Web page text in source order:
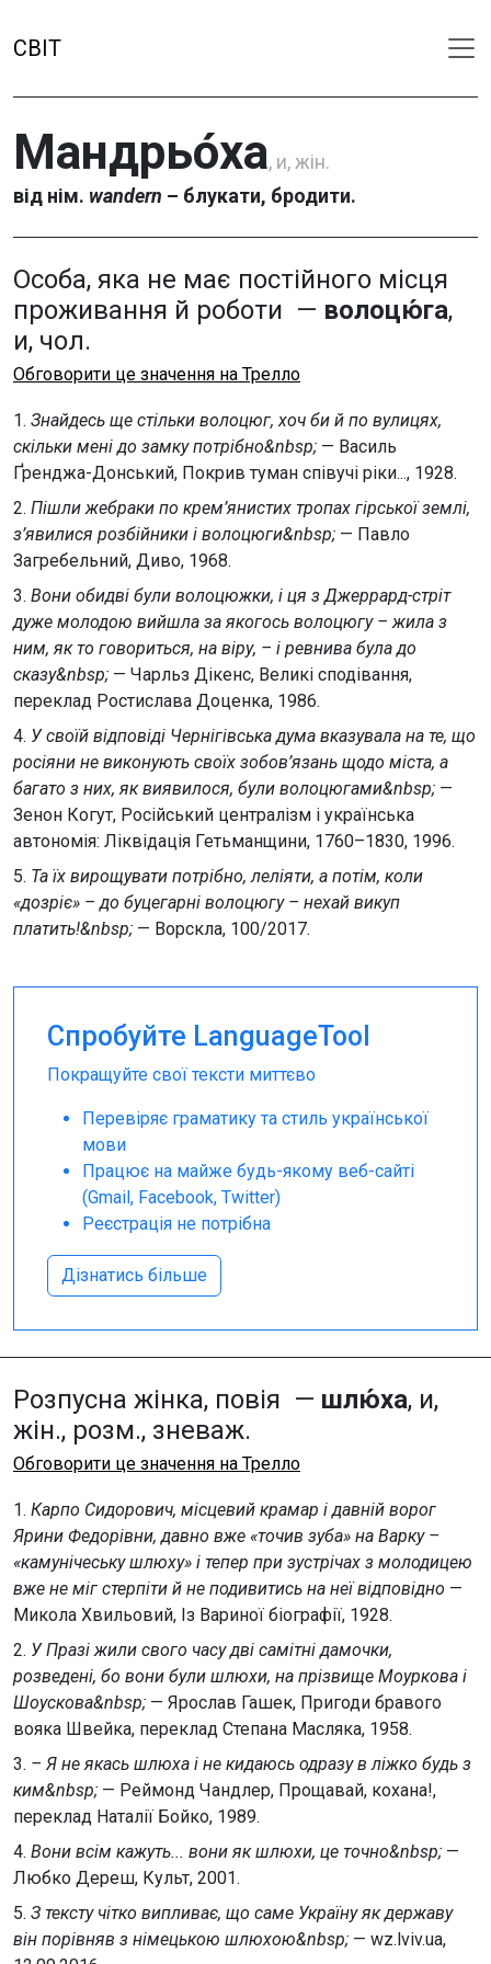
СВІТ
Мандрьо́ха, и, жін.
від нім. wandern – блукати, бродити.
Особа, яка не має постійного місця
проживання й роботи — волоцю́га,
и, чол.
Обговорити це значення на Трелло
1. Знайдесь ще стільки волоцюг, хоч би й по вулицях,
скільки мені до замку потрібно&nbsp; — Василь
Ґренджа-Донський, Покрив туман співучі ріки..., 1928.
2. Пішли жебраки по крем’янистих тропах гірської землі,
з’явилися розбійники і волоцюги&nbsp; — Павло
Загребельний, Диво, 1968.
3. Вони обидві були волоцюжки, і ця з Джеррард-стріт
дуже молодою вийшла за якогось волоцюгу – жила з
ним, як то говориться, на віру, – і ревнива була до
сказу&nbsp; — Чарльз Дікенс, Великі сподівання,
переклад Ростислава Доценка, 1986.
4. У своїй відповіді Чернігівська дума вказувала на те, що
росіяни не виконують своїх зобов’язань щодо міста, а
багато з них, як виявилося, були волоцюгами&nbsp; —
Зенон Когут, Російський централізм і українська
автономія: Ліквідація Гетьманщини, 1760–1830, 1996.
5. Та їх вирощувати потрібно, леліяти, а потім, коли
«дозріє» – до буцегарні волоцюгу – нехай викуп
платить!&nbsp; — Ворскла, 100/2017.
Спробуйте LanguageTool
Покращуйте свої тексти миттєво
Перевіряє граматику та стиль української
мови
Працює на майже будь-якому веб-сайті
(Gmail, Facebook, Twitter)
Реєстрація не потрібна
Дізнатись більше
Розпусна жінка, повія — шлю́ха, и,
жін., розм., зневаж.
Обговорити це значення на Трелло
1. Карпо Сидорович, місцевий крамар і давній ворог
Ярини Федорівни, давно вже «точив зуба» на Варку –
«камунічеську шлюху» і тепер при зустрічах з молодицею
вже не міг стерпіти й не подивитись на неї відповідно —
Микола Хвильовий, Із Вариної біографії, 1928.
2. У Празі жили свого часу дві самітні дамочки,
розведені, бо вони були шлюхи, на прізвище Моуркова і
Шоускова&nbsp; — Ярослав Гашек, Пригоди бравого
вояка Швейка, переклад Степана Масляка, 1958.
3. – Я не якась шлюха і не кидаюсь одразу в ліжко будь з
ким&nbsp; — Реймонд Чандлер, Прощавай, кохана!,
переклад Наталії Бойко, 1989.
4. Вони всім кажуть... вони як шлюхи, це точно&nbsp; —
Любко Дереш, Культ, 2001.
5. З тексту чітко випливає, що саме Україну як державу
він порівняв з німецькою шлюхою&nbsp; — wz.lviv.ua,